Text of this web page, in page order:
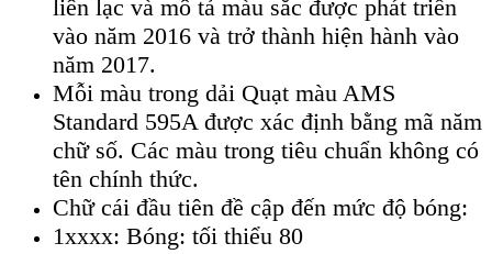
liên lạc và mô tả màu sắc được phát triển
vào năm 2016 và trở thành hiện hành vào
năm 2017.
Mỗi màu trong dải Quạt màu AMS
Standard 595A được xác định bằng mã năm
chữ số. Các màu trong tiêu chuẩn không có
tên chính thức.
Chữ cái đầu tiên đề cập đến mức độ bóng:
1xxxx: Bóng: tối thiểu 80